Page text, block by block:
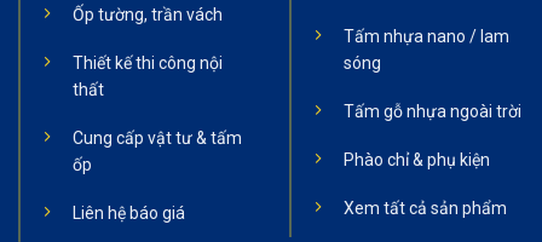
Ốp tường, trần vách
Thiết kế thi công nội
thất
Cung cấp vật tư & tấm
ốp
Liên hệ báo giá
Tấm nhựa nano / lam
sóng
Tấm gỗ nhựa ngoài trời
Phào chỉ & phụ kiện
Xem tất cả sản phẩm